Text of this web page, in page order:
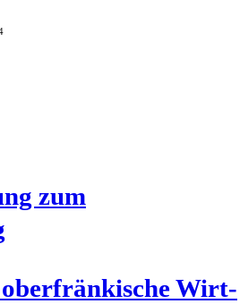
zum
Wirt­